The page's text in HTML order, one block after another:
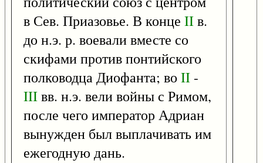
в Сев. Приазовье. В конце IIв.
до н.э. р. воевали вместе со
скифами против понтийского
полководца Диофанта; во II -
IIIвв. н.э. вели войны с Римом,
после чего император Адриан
вынужден был выплачивать им
ежегодную дань.